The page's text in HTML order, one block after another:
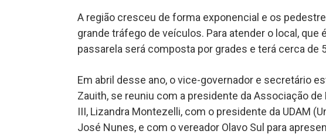
A região cresceu de forma exponencial e os
grande tráfego de veículos. Para atender o local, que
passarela será composta por grades e terá cerca de
Em abril desse ano, o vice-governador e secretário
Zauith, se reuniu com a presidente da Associação
III, Lizandra Montezelli, com o presidente da UDAM
José Nunes, e com o vereador Olavo Sul para